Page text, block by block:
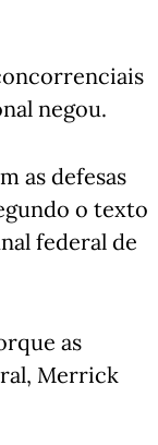
negou.
as defesas
o texto
federal de
as
Merrick